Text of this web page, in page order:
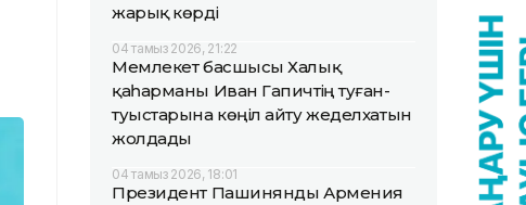
жарық көрді
04 тамыз 2026, 21:22
Мемлекет басшысы Халық
қаһарманы Иван Гапичтің туған-
туыстарына көңіл айту жеделхатын
жолдады
04 тамыз 2026, 18:01
Президент Пашинянды Армения